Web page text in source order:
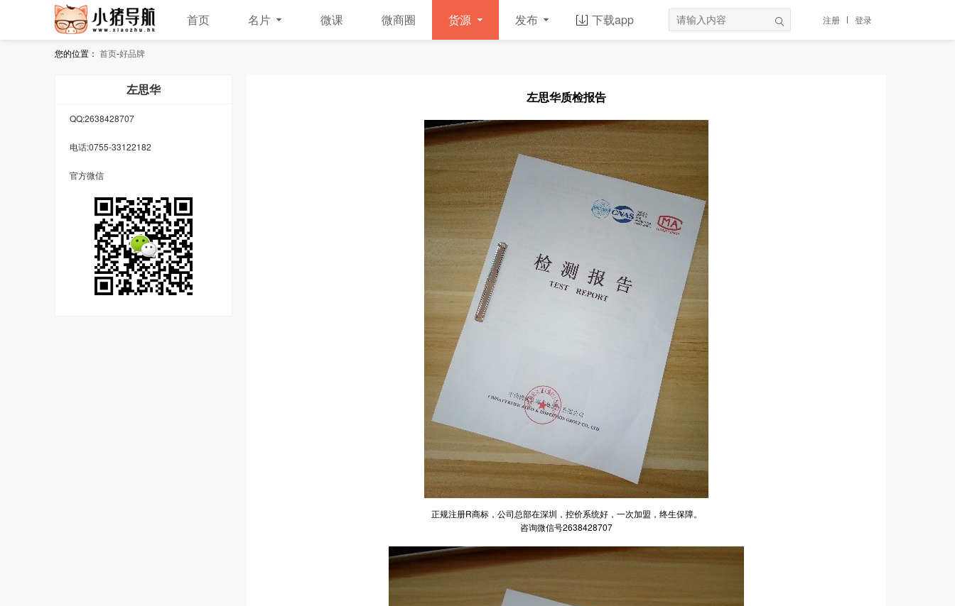
首页 名片 微课 微商圈 货源 发布 下载app 注册 登录
您的位置： 首页-好品牌
左思华
QQ:2638428707
电话:0755-33122182
官方微信
左思华质检报告
正规注册R商标，公司总部在深圳，控价系统好，一次加盟，终生保障。
咨询微信号2638428707